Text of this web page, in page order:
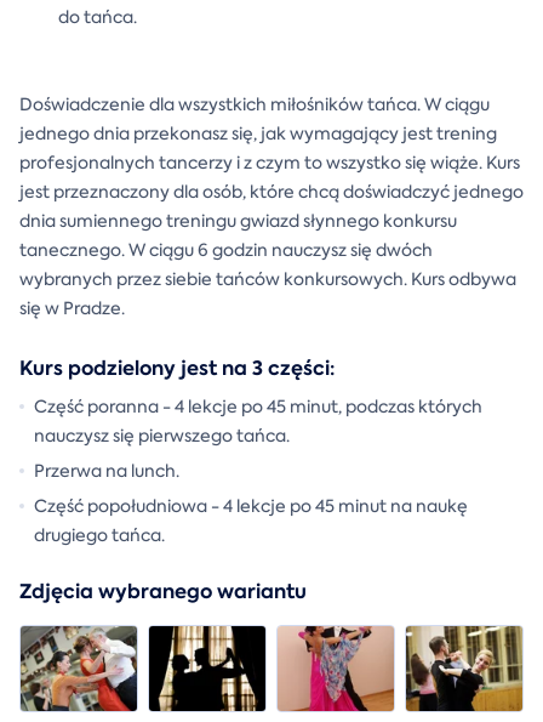
do tańca.
Doświadczenie dla wszystkich miłośników tańca. W ciągu
jednego dnia przekonasz się, jak wymagający jest trening
profesjonalnych tancerzy i z czym to wszystko się wiąże. Kurs
jest przeznaczony dla osób, które chcą doświadczyć jednego
dnia sumiennego treningu gwiazd słynnego konkursu
tanecznego. W ciągu 6 godzin nauczysz się dwóch
wybranych przez siebie tańców konkursowych. Kurs odbywa
się w Pradze.
Kurs podzielony jest na 3 części:
Część poranna - 4 lekcje po 45 minut, podczas których
nauczysz się pierwszego tańca.
Przerwa na lunch.
Część popołudniowa - 4 lekcje po 45 minut na naukę
drugiego tańca.
Zdjęcia wybranego wariantu